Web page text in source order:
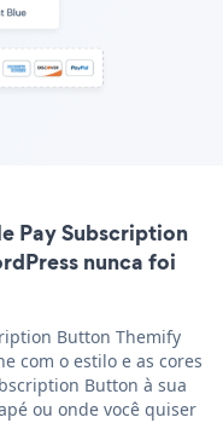
Pay Subscription
nunca foi
Button Themify
com o estilo e as cores
Button à sua
ou onde você quiser